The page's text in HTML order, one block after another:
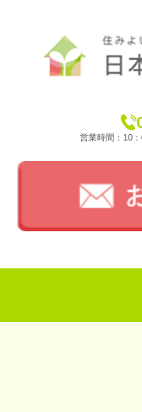
営業時間：10